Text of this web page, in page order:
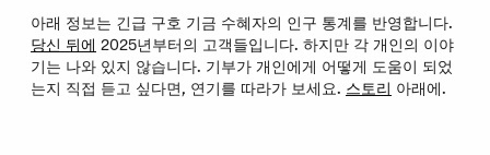
아래 정보는 긴급 구호 기금 수혜자의 인구 통계를 반영합니다.
당신 뒤에 2025년부터의 고객들입니다. 하지만 각 개인의 이야
기는 나와 있지 않습니다. 기부가 개인에게 어떻게 도움이 되었
는지 직접 듣고 싶다면, 연기를 따라가 보세요. 스토리 아래에.